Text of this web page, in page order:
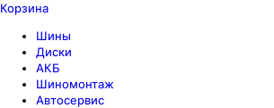
Корзина
Шины
Диски
АКБ
Шиномонтаж
Автосервис